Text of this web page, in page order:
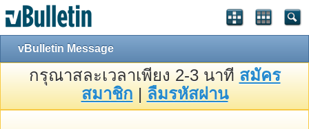
vBulletin Message
กรุณาสละเวลาเพียง 2-3 นาที สมัคร
สมาชิก | ลืมรหัสผ่าน